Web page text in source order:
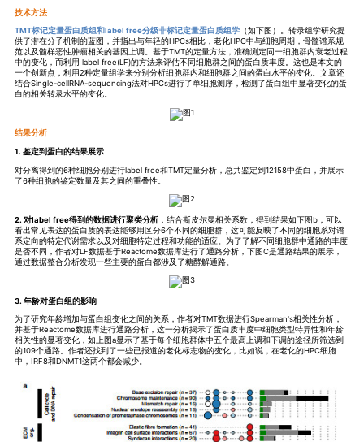
技术方法
TMT标记定量蛋白质组和label free分级非标记定量蛋白质组学（如下图）。转录组学研究提
供了潜在分子机制的蓝图，并指出与年轻的HPCs相比，老化HPC中与细胞周期，骨髓谱系规
范以及髓样恶性肿瘤相关的基因上调。基于TMT的定量方法，准确测定同一细胞群内衰老过程
中的变化，而利用 label free(LF)的方法来评估不同细胞群之间的蛋白质丰度。这也是本文的
一个创新点，利用2种定量组学来分别分析细胞群内和细胞群之间的蛋白水平的变化。文章还
结合Single-cellRNA-sequencing法对HPCs进行了单细胞测序，检测了蛋白组中显著变化的蛋
白的相关转录水平的变化。
结果分析
1. 鉴定到蛋白的结果展示
对分离得到的6种细胞分别进行label free和TMT定量分析，总共鉴定到12158中蛋白，并展示
了6种细胞的鉴定数量及其之间的重叠性。
2. 对label free得到的数据进行聚类分析，结合斯皮尔曼相关系数，得到结果如下图b，可以
看出常见表达的蛋白质的表达能够用区分6个不同的细胞群，这可能反映了不同的细胞系对谱
系定向的特定代谢需求以及对细胞特定过程和功能的适应。为了了解不同细胞群中通路的丰度
是否不同，作者对LF数据基于Reactome数据库进行了通路分析，下图C是通路结果的展示，
通过数据整合分析发现一些主要的蛋白都涉及了糖酵解通路。
3. 年龄对蛋白组的影响
为了研究年龄增加与蛋白组变化之间的关系，作者对TMT数据进行Spearman's相关性分析，
并基于Reactome数据库进行通路分析，这一分析揭示了蛋白质丰度中细胞类型特异性和年龄
相关性的显著变化，如上图a显示了基于每个细胞群体中五个最高上调和下调的途径所筛选到
的109个通路。作者还找到了一些已报道的老化标志物的变化，比如说，在老化的HPC细胞
中，IRF8和DNMT1这两个都会减少。